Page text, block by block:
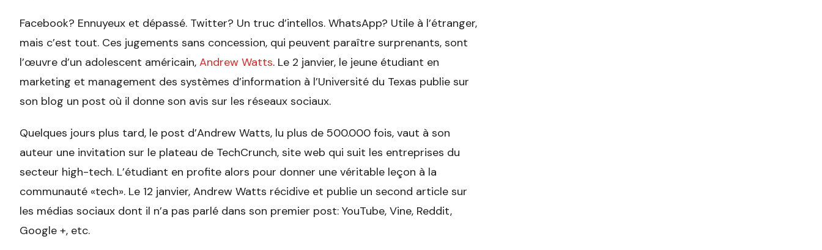
Facebook? Ennuyeux et dépassé. Twitter? Un truc d’intellos. WhatsApp? Utile à l’étranger,
mais c’est tout. Ces jugements sans concession, qui peuvent paraître surprenants, sont
l’œuvre d’un adolescent américain, Andrew Watts. Le 2 janvier, le jeune étudiant en
marketing et management des systèmes d’information à l’Université du Texas publie sur
son blog un post où il donne son avis sur les réseaux sociaux.
Quelques jours plus tard, le post d’Andrew Watts, lu plus de 500.000 fois, vaut à son
auteur une invitation sur le plateau de TechCrunch, site web qui suit les entreprises du
secteur high-tech. L’étudiant en profite alors pour donner une véritable leçon à la
communauté «tech». Le 12 janvier, Andrew Watts récidive et publie un second article sur
les médias sociaux dont il n’a pas parlé dans son premier post: YouTube, Vine, Reddit,
Google +, etc.